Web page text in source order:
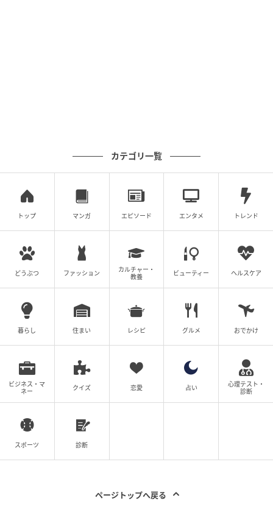
カテゴリ一覧
トップ マンガ エピソード エンタメ トレンド
どうぶつ ファッション
カルチャー・
教養
ビューティー ヘルスケア
暮らし 住まい レシピ グルメ おでかけ
ビジネス・マ
ネー
クイズ 恋愛 占い
心理テスト・
診断
スポーツ 診断
ページトップへ戻る